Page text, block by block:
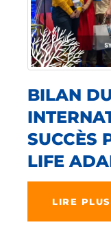
BILAN
SUCCÈS
LIFE
LIRE PLUS